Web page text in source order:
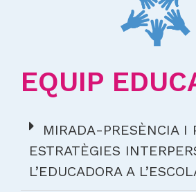
EQUIP
MIRADA-PRESÈNCIA I
ESTRATÈGIES
L’EDUCADORA A